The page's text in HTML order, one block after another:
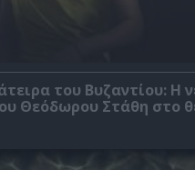
του Βυζαντίου: Η
Θεόδωρου Στάθη στο